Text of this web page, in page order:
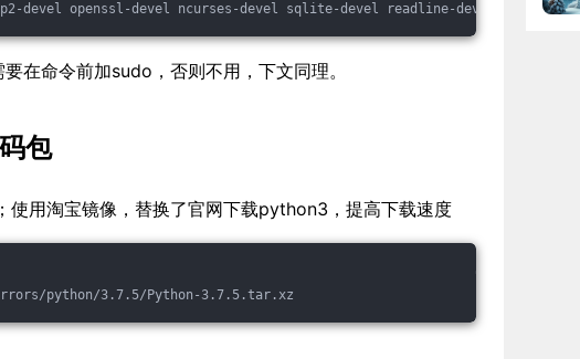
devel openssl-devel ncurses-devel sqlite-devel readline-devel tk-devel
在命令前加sudo，否则不用，下文同理。
包
用淘宝镜像，替换了官网下载python3，提高下载速度
python/3.7.5/Python-3.7.5.tar.xz